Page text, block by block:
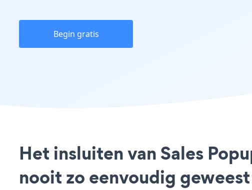
Begin gratis
Het insluiten van Sales
nooit zo eenvoudig geweest